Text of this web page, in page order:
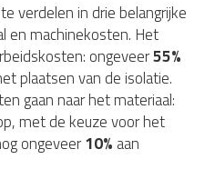
verdelen in drie belangrijke
en machinekosten. Het
ongeveer55%
plaatsen van de isolatie.
gaan naar het materiaal:
met de keuze voor het
ongeveer10% aan